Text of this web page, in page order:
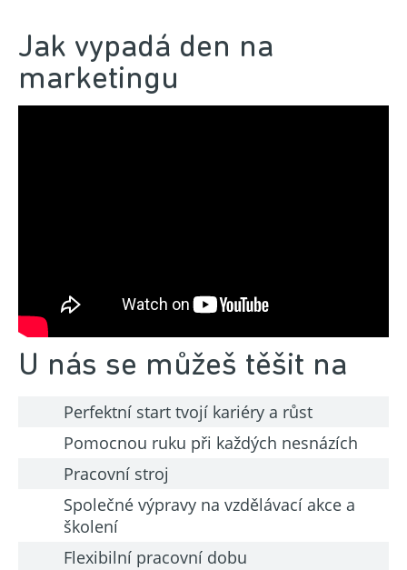
Jak vypadá den na
marketingu
U nás se můžeš těšit na
Perfektní start tvojí kariéry a růst
Pomocnou ruku při každých nesnázích
Pracovní stroj
Společné výpravy na vzdělávací akce a
školení
Flexibilní pracovní dobu